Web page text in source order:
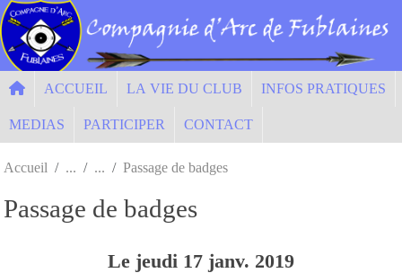
ACCUEIL LA VIE DU CLUB INFOS PRATIQUES
MEDIAS PARTICIPER CONTACT
Accueil Passage de badges
Passage de badges
Le jeudi 17 janv. 2019
Panneau de gestion des cookies